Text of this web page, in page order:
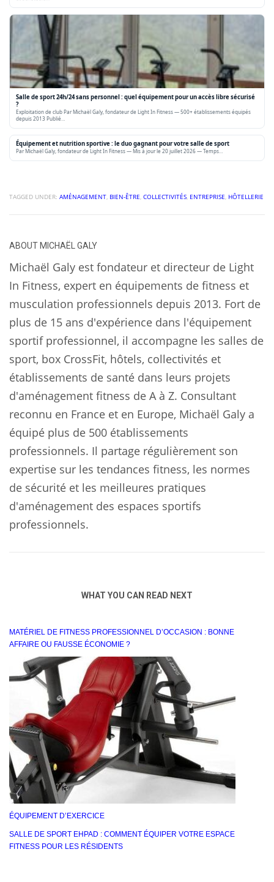
Salle de sport 24h/24 sans personnel : quel équipement pour un accès libre sécurisé
?
Exploitation de club Par Michaël Galy, fondateur de Light In Fitness — 500+ établissements équipés
depuis 2013 Publié…
Équipement et nutrition sportive : le duo gagnant pour votre salle de sport
Par Michaël Galy, fondateur de Light In Fitness — Mis à jour le 20 juillet 2026 — Temps…
TAGGED UNDER: AMÉNAGEMENT, BIEN-ÊTRE, COLLECTIVITÉS, ENTREPRISE, HÔTELLERIE
ABOUT MICHAËL GALY
Michaël Galy est fondateur et directeur de Light
In Fitness, expert en équipements de fitness et
musculation professionnels depuis 2013. Fort de
plus de 15 ans d'expérience dans l'équipement
sportif professionnel, il accompagne les salles de
sport, box CrossFit, hôtels, collectivités et
établissements de santé dans leurs projets
d'aménagement fitness de A à Z. Consultant
reconnu en France et en Europe, Michaël Galy a
équipé plus de 500 établissements
professionnels. Il partage régulièrement son
expertise sur les tendances fitness, les normes
de sécurité et les meilleures pratiques
d'aménagement des espaces sportifs
professionnels.
WHAT YOU CAN READ NEXT
MATÉRIEL DE FITNESS PROFESSIONNEL D’OCCASION : BONNE
AFFAIRE OU FAUSSE ÉCONOMIE ?
ÉQUIPEMENT D’EXERCICE
SALLE DE SPORT EHPAD : COMMENT ÉQUIPER VOTRE ESPACE
FITNESS POUR LES RÉSIDENTS